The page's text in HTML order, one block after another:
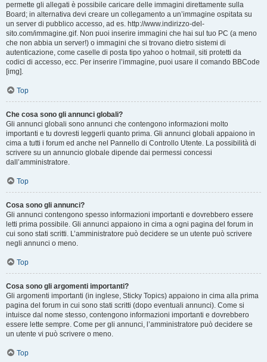
permette gli allegati è possibile caricare delle immagini direttamente sulla
Board; in alternativa devi creare un collegamento a un’immagine ospitata su
un server di pubblico accesso, ad es. http://www.indirizzo-del-
sito.com/immagine.gif. Non puoi inserire immagini che hai sul tuo PC (a meno
che non abbia un server!) o immagini che si trovano dietro sistemi di
autenticazione, come caselle di posta tipo yahoo o hotmail, siti protetti da
codici di accesso, ecc. Per inserire l’immagine, puoi usare il comando BBCode
[img].
Top
Che cosa sono gli annunci globali?
Gli annunci globali sono annunci che contengono informazioni molto
importanti e tu dovresti leggerli quanto prima. Gli annunci globali appaiono in
cima a tutti i forum ed anche nel Pannello di Controllo Utente. La possibilità di
scrivere su un annuncio globale dipende dai permessi concessi
dall’amministratore.
Top
Cosa sono gli annunci?
Gli annunci contengono spesso informazioni importanti e dovrebbero essere
letti prima possibile. Gli annunci appaiono in cima a ogni pagina del forum in
cui sono stati scritti. L’amministratore può decidere se un utente può scrivere
negli annunci o meno.
Top
Cosa sono gli argomenti importanti?
Gli argomenti importanti (in inglese, Sticky Topics) appaiono in cima alla prima
pagina del forum in cui sono stati scritti (dopo eventuali annunci). Come si
intuisce dal nome stesso, contengono informazioni importanti e dovrebbero
essere lette sempre. Come per gli annunci, l’amministratore può decidere se
un utente vi può scrivere o meno.
Top